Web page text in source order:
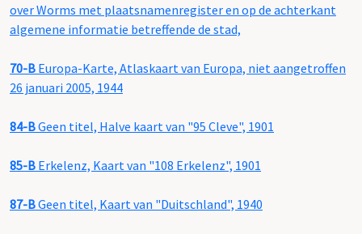
over Worms met plaatsnamenregister en op de achterkant
algemene informatie betreffende de stad,
70-B Europa-Karte, Atlaskaart van Europa, niet aangetroffen
26 januari 2005, 1944
84-BGeen titel, Halve kaart van "95 Cleve", 1901
85-B Erkelenz, Kaart van "108 Erkelenz", 1901
87-BGeen titel, Kaart van "Duitschland", 1940